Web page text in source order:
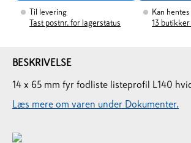
Til levering
Tast postnr. for lagerstatus
Kan hentes
13
BESKRIVELSE
14 x 65 mm fyr fodliste listeprofil L140
Læs mere om varen under Dokumenter.